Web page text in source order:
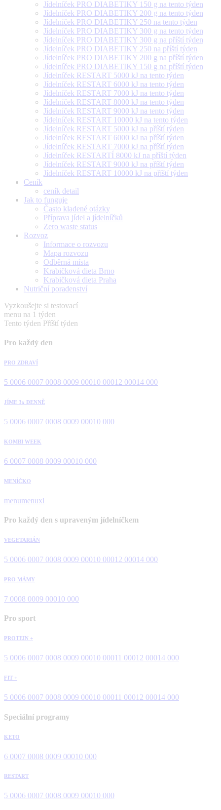
Jídelníček PRO DIABETIKY 150 g na tento týden
Jídelníček PRO DIABETIKY 200 g na tento týden
Jídelníček PRO DIABETIKY 250 na tento týden
Jídelníček PRO DIABETIKY 300 g na tento týden
Jídelníček PRO DIABETIKY 300 g na příští týden
Jídelníček PRO DIABETIKY 250 na příští týden
Jídelníček PRO DIABETIKY 200 g na příští týden
Jídelníček PRO DIABETIKY 150 g na příští týden
Jídelníček RESTART 5000 kJ na tento týden
Jídelníček RESTART 6000 kJ na tento týden
Jídelníček RESTART 7000 kJ na tento týden
Jídelníček RESTART 8000 kJ na tento týden
Jídelníček RESTART 9000 kJ na tento týden
Jídelníček RESTART 10000 kJ na tento týden
Jídelníček RESTART 5000 kJ na příští týden
Jídelníček RESTART 6000 kJ na příští týden
Jídelníček RESTART 7000 kJ na příští týden
Jídelníček RESTARTÍ 8000 kJ na příští týden
Jídelníček RESTART 9000 kJ na příští týden
Jídelníček RESTART 10000 kJ na příští týden
Ceník
ceník detail
Jak to funguje
Často kladené otázky
Příprava jídel a jídelníčků
Zero waste status
Rozvoz
Informace o rozvozu
Mapa rozvozu
Odběrná místa
Krabičková dieta Brno
Krabičková dieta Praha
Nutriční poradenství
Vyzkoušejte si testovací
menu na 1 týden
Tento týden Příští týden
Pro každý den
PRO ZDRAVÍ
5 0006 0007 0008 0009 00010 00012 00014 000
JÍME 3x DENNĚ
5 0006 0007 0008 0009 00010 000
KOMBI WEEK
6 0007 0008 0009 00010 000
MENÍČKO
menumenuxl
Pro každý den s upraveným jídelníčkem
VEGETARIÁN
5 0006 0007 0008 0009 00010 00012 00014 000
PRO MÁMY
7 0008 0009 00010 000
Pro sport
PROTEIN +
5 0006 0007 0008 0009 00010 00011 00012 00014 000
FIT +
5 0006 0007 0008 0009 00010 00011 00012 00014 000
Speciální programy
KETO
6 0007 0008 0009 00010 000
RESTART
5 0006 0007 0008 0009 00010 000